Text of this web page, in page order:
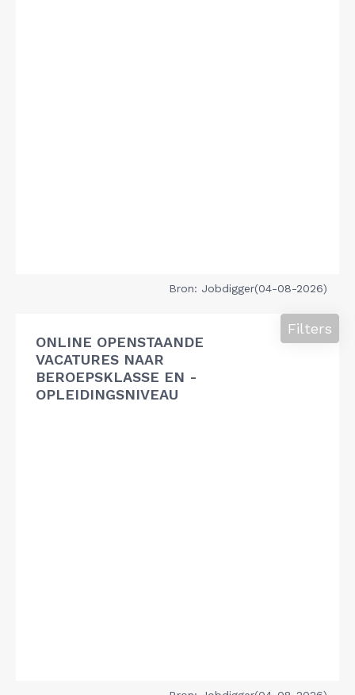
Bron: Jobdigger(04-08-2026)
ONLINE OPENSTAANDE
VACATURES NAAR
BEROEPSKLASSE EN -
OPLEIDINGSNIVEAU
Filters